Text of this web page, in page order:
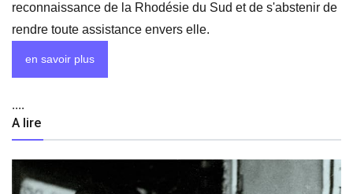
reconnaissance de la Rhodésie du Sud et de s'abstenir de
rendre toute assistance envers elle.
en savoir plus
....
A lire